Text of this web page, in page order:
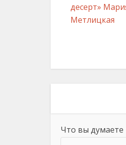
десерт»
Метлицкая
Что вы думаете